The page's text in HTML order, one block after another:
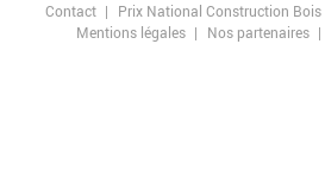
Contact Prix National Construction Bois
Mentions légales
Nos partenaires